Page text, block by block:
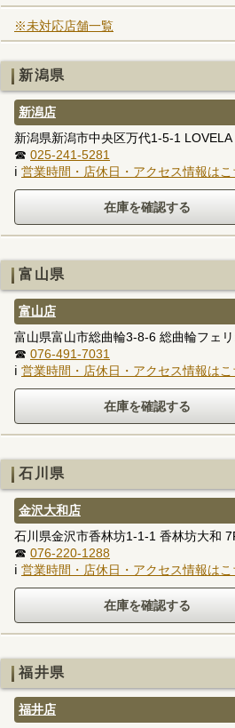
※未対応店舗一覧
新潟県
新潟店
新潟県新潟市中央区万代1-5-1
☎ 025-241-5281
ℹ 営業時間・店休日・アクセス情報はこ
富山県
富山店
富山県富山市総曲輪3-8-6 総曲輪フェ
☎ 076-491-7031
ℹ 営業時間・店休日・アクセス情報はこ
石川県
金沢大和店
石川県金沢市香林坊1-1-1 香林坊大和
☎ 076-220-1288
ℹ 営業時間・店休日・アクセス情報はこ
福井県
福井店